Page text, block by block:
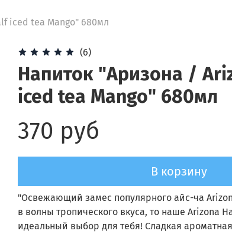
iced tea Mango" 680мл
(6)
Напиток "Аризона /
iced tea Mango" 680мл
370 руб
В корзину
"Освежающий замес популярного айс-ча
в волны тропического вкуса, то наше Arizona
идеальный выбор для тебя! Сладкая